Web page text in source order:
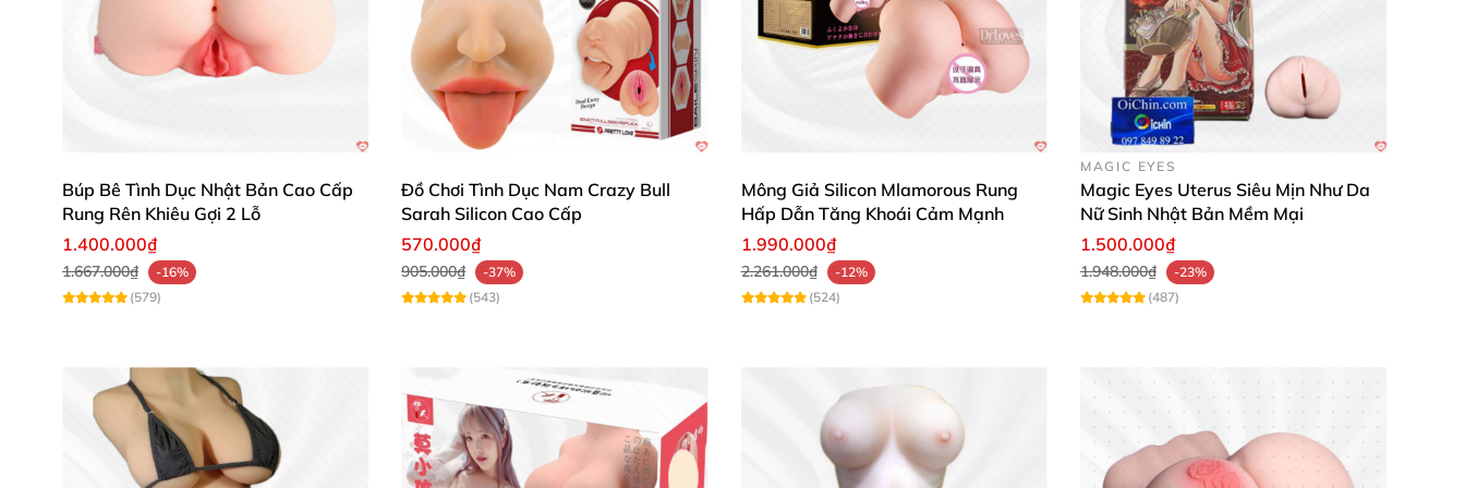
Búp Bê Tình Dục Nhật Bản Cao Cấp
Rung Rên Khiêu Gợi 2 Lỗ
1.400.000₫
1.667.000₫
-16%
(579)
Đồ Chơi Tình Dục Nam Crazy Bull
Sarah Silicon Cao Cấp
570.000₫
905.000₫
-37%
(543)
Mông Giả Silicon Mlamorous Rung
Hấp Dẫn Tăng Khoái Cảm Mạnh
1.990.000₫
2.261.000₫
-12%
(524)
MAGIC EYES
Magic Eyes Uterus Siêu Mịn Như Da
Nữ Sinh Nhật Bản Mềm Mại
1.500.000₫
1.948.000₫
-23%
(487)